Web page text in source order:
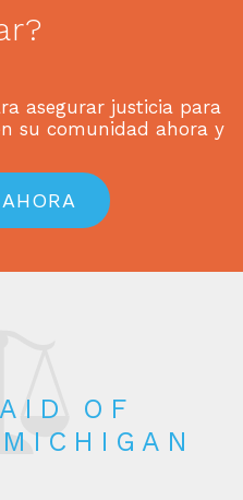
asegurar justicia para
su comunidad ahora y
OF